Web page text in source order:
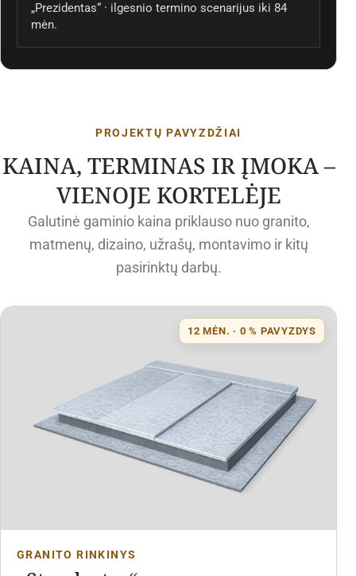
„Prezidentas“ · ilgesnio termino scenarijus iki 84
mėn.
PROJEKTŲ PAVYZDŽIAI
KAINA, TERMINAS IR ĮMOKA –
VIENOJE KORTELĖJE
Galutinė gaminio kaina priklauso nuo granito,
matmenų, dizaino, užrašų, montavimo ir kitų
pasirinktų darbų.
12 MĖN. · 0 % PAVYZDYS
GRANITO RINKINYS